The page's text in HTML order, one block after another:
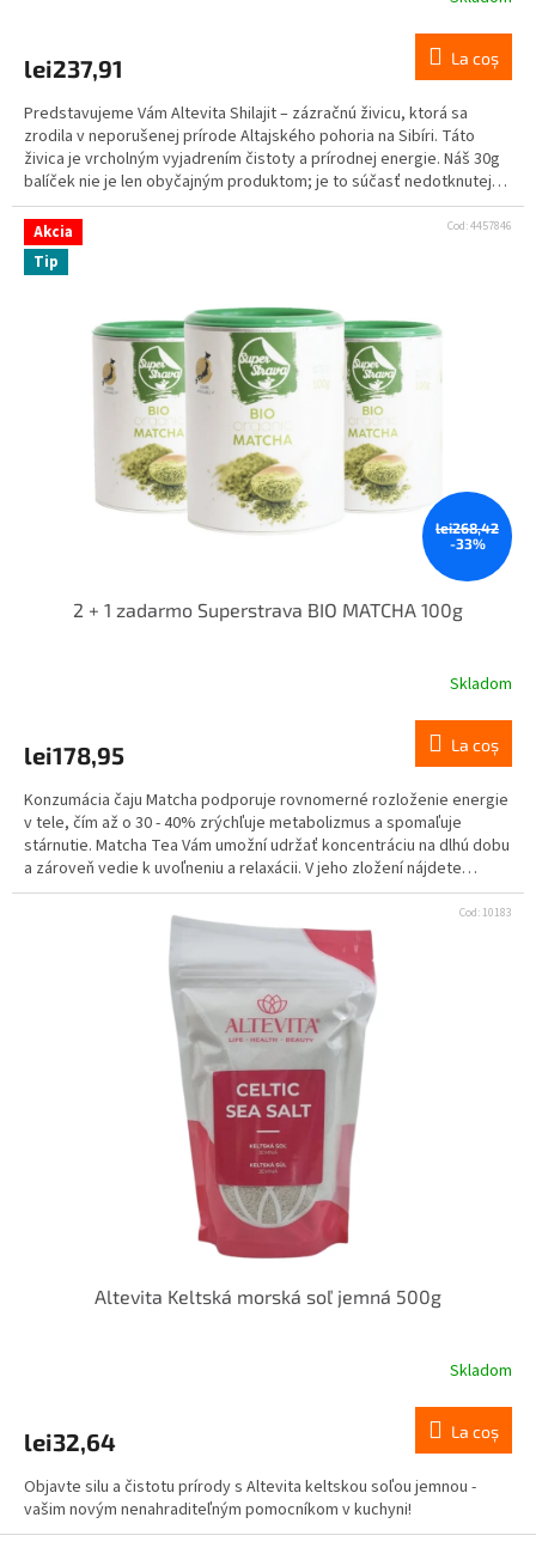
M
A
lei237,91 La coş
Predstavujeme Vám Altevita Shilajit – zázračnú živicu, ktorá sa
zrodila v neporušenej prírode Altajského pohoria na Sibíri. Táto
živica je vrcholným vyjadrením čistoty a prírodnej energie. Náš 30g
balíček nie je len obyčajným produktom; je to súčasť nedotknutej
prírody a starodávnej múdrosti, ktorá sa ukrýva v každej kvapke
tejto 100% čistej živice.
Akcia
Tip
lei268,42
-33%
2 + 1 zadarmo Superstrava BIO MATCHA 100g
Skladom
lei178,95 La coş
Konzumácia čaju Matcha podporuje rovnomerné rozloženie energie
v tele, čím až o 30 - 40% zrýchľuje metabolizmus a spomaľuje
stárnutie. Matcha Tea Vám umožní udržať koncentráciu na dlhú dobu
a zároveň vedie k uvoľneniu a relaxácii. V jeho zložení nájdete
proteíny, kofeín, vlákninu, vitamíny A-karotén, E, minerály ako sú
železo, vápnik, draslík, zinok, katechíny, aminokyseliny.
Cod:4457846
Altevita Keltská morská soľ jemná 500g
Skladom
lei32,64 La coş
Objavte silu a čistotu prírody s Altevita keltskou soľou jemnou -
vašim novým nenahraditeľným pomocníkom v kuchyni!
Cod: 10183